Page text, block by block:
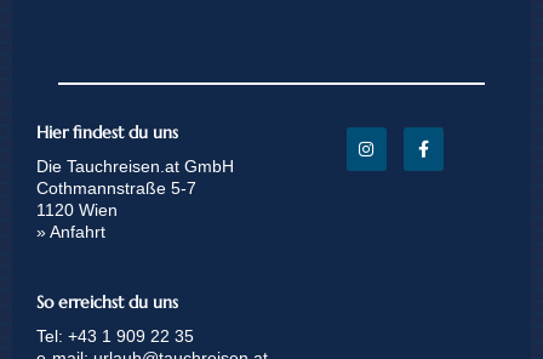
Hier findest du uns
Die Tauchreisen.at GmbH
Cothmannstraße 5-7
1120 Wien
» Anfahrt
So erreichst du uns
Tel: +43 1 909 22 35